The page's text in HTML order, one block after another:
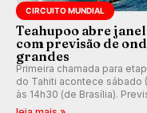
CIRCUITO MUNDIAL
Teahupoo abre
com previsão de
grandes
Primeira chamada para
do Tahiti acontece sábado
às 14h30 (de Brasília).
indica swell consistente.